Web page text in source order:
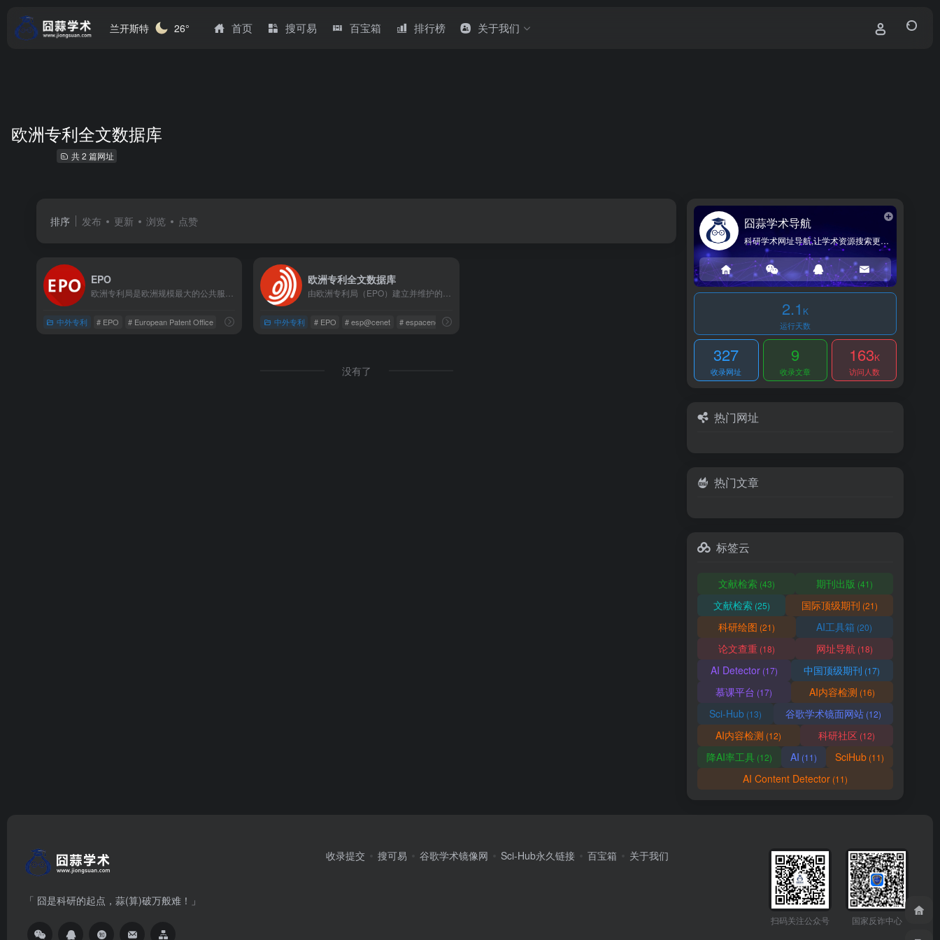
兰开斯特 26° 首页 搜可易 百宝箱 排行榜 关于我们
欧洲专利全文数据库
共 2 篇网址
排序 发布 更新 浏览 点赞
EPO
中外专利 # EPO # European Patent Office # 欧洲专利全文数据库
欧洲专利全文数据库
中外专利 # EPO # esp@cenet # espacenet
没有了
囧蒜学术导航
科研学术网址导航,让学术资源搜索更简单!
2.1 K
运行天数
327
收录网址
9
收录文章
163K
访问人数
热门网址
热门文章
标签云
文献检索 (43) 期刊出版 (41)
文献检索(25) 国际顶级期刊 (21)
科研绘图 (21) AI工具箱 (20)
论文查重(18) 网址导航 (18)
AI Detector(17) 中国顶级期刊 (17)
慕课平台 (17) AI内容检测 (16)
Sci-Hub (13) 谷歌学术镜面网站 (12)
AI内容检测 (12) 科研社区 (12)
降AI率工具 (12) AI (11) SciHub (11)
AI Content Detector (11)
「 囧是科研的起点，蒜(算)破万般难！」
收录提交 搜可易 谷歌学术镜像网 Sci-Hub永久链接 百宝箱 关于我们
扫码关注公众号 国家反诈中心